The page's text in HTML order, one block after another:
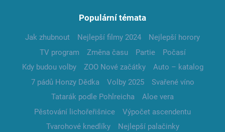
Populární témata
Jak zhubnout Nejlepší filmy 2024
Nejlepší horory
TV program
Změna času Partie
Počasí
Kdy budou volby
ZOO Nové začátky
Auto – katalog
7 pádů Honzy Dědka
Volby 2025
Svařené víno
Tatarák podle Pohlreicha
Aloe vera
Pěstování lichořeřišnice
Výpočet ascendentu
Tvarohové knedlíky
Nejlepší palačinky